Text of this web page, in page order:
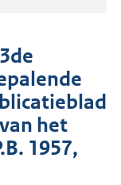
het
1957,